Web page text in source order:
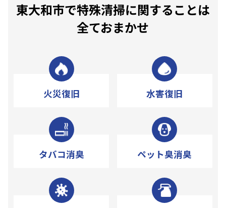
東大和市で特殊清掃に関することは
全ておまかせ
火災復旧 水害復旧
タバコ消臭 ペット臭消臭